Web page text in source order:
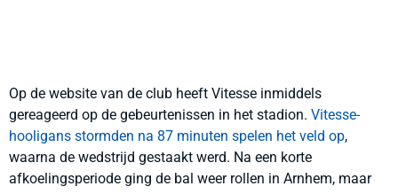
Op de website van de club heeft Vitesse inmiddels
gereageerd op de gebeurtenissen in het stadion. Vitesse-
hooligans stormden na 87 minuten spelen het veld op,
waarna de wedstrijd gestaakt werd. Na een korte
afkoelingsperiode ging de bal weer rollen in Arnhem, maar